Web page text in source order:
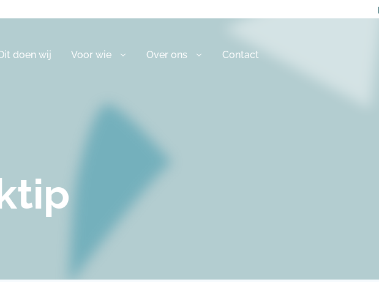
doen wij Voor wie Over ons Contact